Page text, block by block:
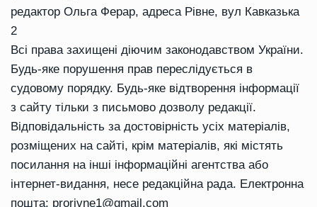
редактор Ольга Ферар, адреса Рівне, вул Кавказька
2
Всі права захищені діючим законодавством України.
Будь-яке порушення прав переслідується в
судовому порядку. Будь-яке відтворення інформації
з сайту тільки з письмово дозволу редакції.
Відповідальність за достовірність усіх матеріалів,
розміщених на сайті, крім матеріалів, які містять
посилання на інші інформаційні агентства або
інтернет-видання, несе редакційна рада. Електронна
пошта: prorivne1@gmail.com